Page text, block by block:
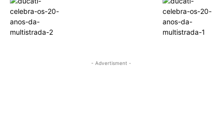
- Advertisment -